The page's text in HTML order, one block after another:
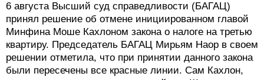
6 августа Высший суд справедливости (БАГАЦ)
принял решение об отмене инициированном главой
Минфина Моше Кахлоном закона о налоге на третью
квартиру. Председатель БАГАЦ Мирьям Наор в своем
решении отметила, что при принятии данного закона
были пересечены все красные линии. Сам Кахлон,